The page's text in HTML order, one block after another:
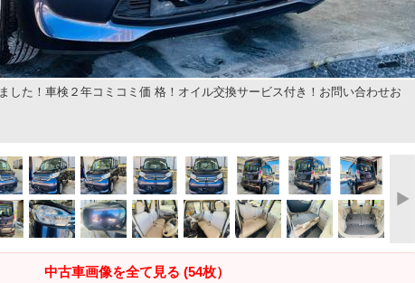
した！車検２年コミコミ価 格！オイル交換サービス付き！お問い合わせお
中古車画像を全て見る (54枚）